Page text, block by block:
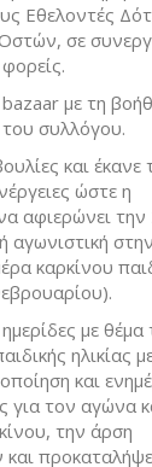
Εθελοντές
σε
με τη
συλλόγου.
και έκανε
ώστε η
αφιερώνει την
αγωνιστική στην
καρκίνου
με θέμα
ηλικίας
και
για τον αγώνα
την άρση